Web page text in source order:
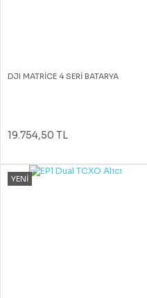
DJI MATRİCE 4 SERİ BATARYA
19.754,50 TL
YENİ